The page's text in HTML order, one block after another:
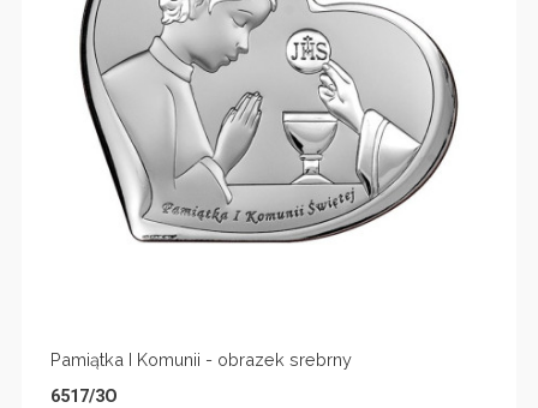
Pamiątka I Komunii - obrazek srebrny
6517/3O